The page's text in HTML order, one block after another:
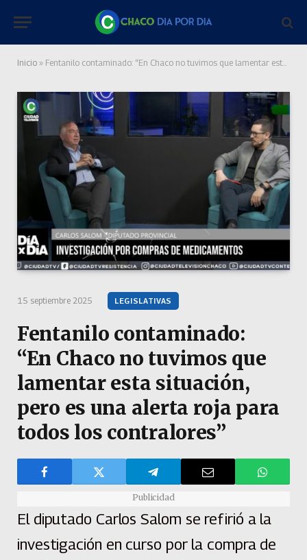
Inicio » Fentanilo contaminado: “En Chaco no tuvimos que lamentar esta situación, pero es una alerta roja para todos los contralores”
15 septiembre 2025 LEGISLATIVAS
Fentanilo contaminado:
“En Chaco no tuvimos que
lamentar esta situación,
pero es una alerta roja para
todos los contralores”
Publicidad
El diputado Carlos Salom se refirió a la
investigación en curso por la compra de